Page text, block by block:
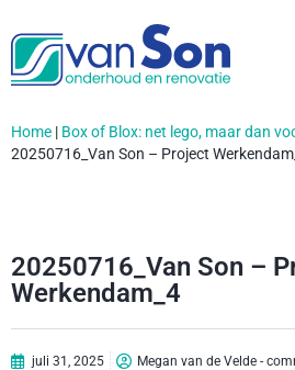
Home | Box of Blox: net lego, maar dan
20250716_Van Son – Project
20250716_Van Son –
Werkendam_4
juli 31, 2025 Megan van de Velde -